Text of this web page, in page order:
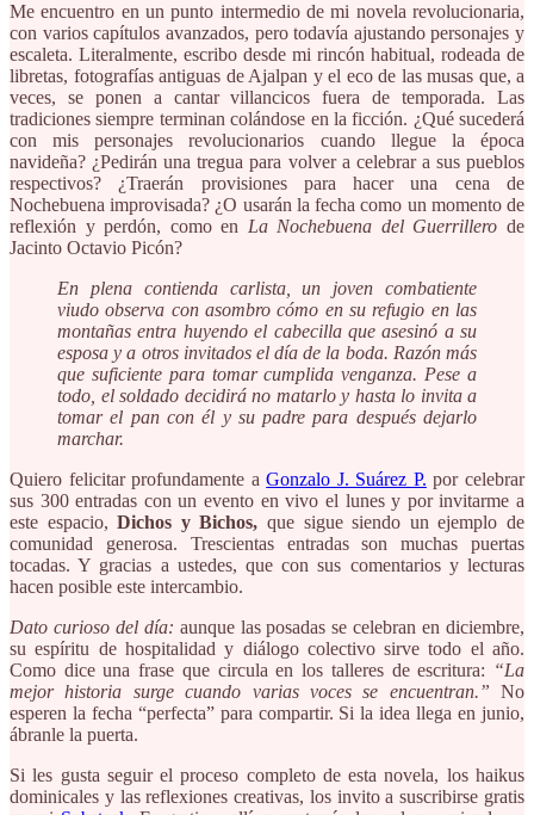
Me encuentro en un punto intermedio de mi novela revolucionaria,
con varios capítulos avanzados, pero todavía ajustando personajes y
escaleta. Literalmente, escribo desde mi rincón habitual, rodeada de
libretas, fotografías antiguas de Ajalpan y el eco de las musas que, a
veces, se ponen a cantar villancicos fuera de temporada. Las
tradiciones siempre terminan colándose en la ficción. ¿Qué sucederá
con mis personajes revolucionarios cuando llegue la época
navideña? ¿Pedirán una tregua para volver a celebrar a sus pueblos
respectivos? ¿Traerán provisiones para hacer una cena de
Nochebuena improvisada? ¿O usarán la fecha como un momento de
reflexión y perdón, como en La Nochebuena del Guerrillero de
Jacinto Octavio Picón?
En plena contienda carlista, un joven combatiente
viudo observa con asombro cómo en su refugio en las
montañas entra huyendo el cabecilla que asesinó a su
esposa y a otros invitados el día de la boda. Razón más
que suficiente para tomar cumplida venganza. Pese a
todo, el soldado decidirá no matarlo y hasta lo invita a
tomar el pan con él y su padre para después dejarlo
marchar.
Quiero felicitar profundamente aGonzalo J. Suárez P. por celebrar
sus 300 entradas con un evento en vivo el lunes y por invitarme a
este espacio,Dichos y Bichos, que sigue siendo un ejemplo de
comunidad generosa. Trescientas entradas son muchas puertas
tocadas. Y gracias a ustedes, que con sus comentarios y lecturas
hacen posible este intercambio.
Dato curioso del día: aunque las posadas se celebran en diciembre,
su espíritu de hospitalidad y diálogo colectivo sirve todo el año.
Como dice una frase que circula en los talleres de escritura: “La
mejor historia surge cuando varias voces se encuentran.” No
esperen la fecha “perfecta” para compartir. Si la idea llega en junio,
ábranle la puerta.
Si les gusta seguir el proceso completo de esta novela, los haikus
dominicales y las reflexiones creativas, los invito a suscribirse gratis